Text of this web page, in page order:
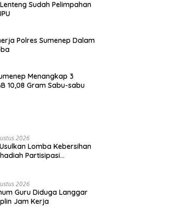
Sudah Pelimpahan
Polres Sumenep Dalam
Menangkap 3
10,08 Gram Sabu-sabu
2026
Lomba Kebersihan
Partisipasi
2026
Guru Diduga Langgar
Jam Kerja